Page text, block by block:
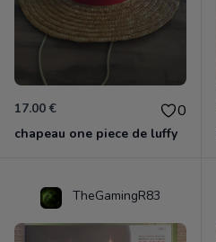
17.00 € 0
chapeau one piece de luffy
TheGamingR83